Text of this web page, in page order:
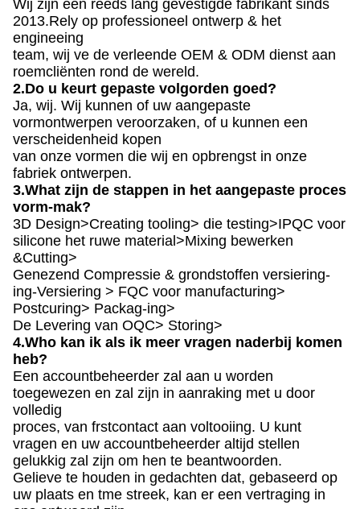
Wij zijn een reeds lang gevestigde fabrikant sinds
2013.Rely op professioneel ontwerp & het
engineeing
team, wij ve de verleende OEM & ODM dienst aan
roemcliënten rond de wereld.
2.Do u keurt gepaste volgorden goed?
Ja, wij. Wij kunnen of uw aangepaste
vormontwerpen veroorzaken, of u kunnen een
verscheidenheid kopen
van onze vormen die wij en opbrengst in onze
fabriek ontwerpen.
3.What zijn de stappen in het aangepaste proces
vorm-mak?
3D Design>Creating tooling> die testing>IPQC voor
silicone het ruwe material>Mixing bewerken
&Cutting>
Genezend Compressie & grondstoffen versiering-
ing-Versiering > FQC voor manufacturing>
Postcuring> Packag-ing>
De Levering van OQC> Storing>
4.Who kan ik als ik meer vragen naderbij komen
heb?
Een accountbeheerder zal aan u worden
toegewezen en zal zijn in aanraking met u door
volledig
proces, van frstcontact aan voltooiing. U kunt
vragen en uw accountbeheerder altijd stellen
gelukkig zal zijn om hen te beantwoorden.
Gelieve te houden in gedachten dat, gebaseerd op
uw plaats en tme streek, kan er een vertraging in